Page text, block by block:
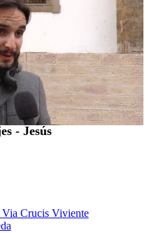
- Jesús
Crucis Viviente